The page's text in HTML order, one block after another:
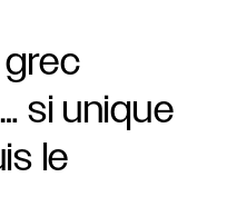
grec
… si unique
le